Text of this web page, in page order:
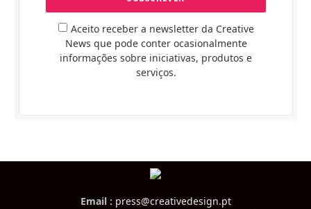
Aceito receber a newsletter da Creative
News que pode conter ocasionalmente
informações sobre iniciativas, produtos e
serviços.
Email : press@creativedesign.pt